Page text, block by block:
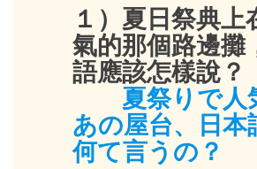
１）夏日祭典上
氣的那個路邊攤
語應該怎樣說？
夏祭りで人
あの屋台、日本
何て言うの？